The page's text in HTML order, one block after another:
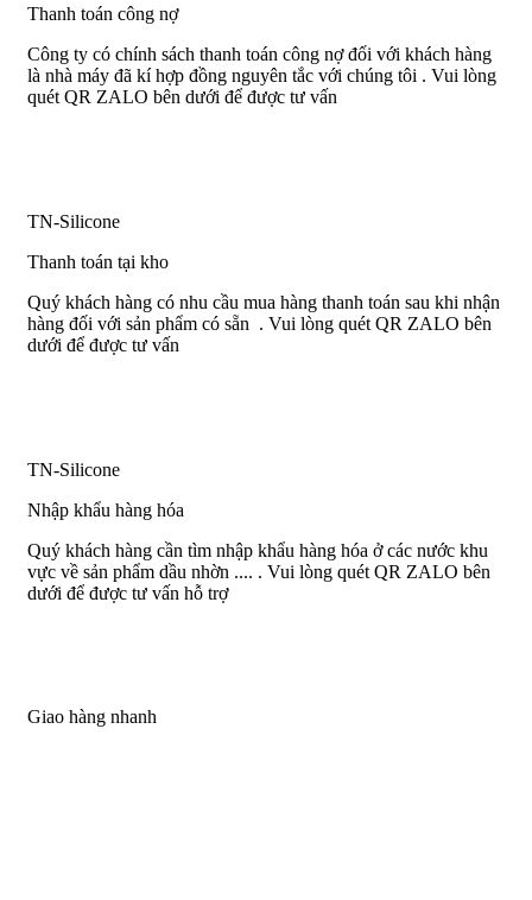
Thanh toán công nợ
Công ty có chính sách thanh toán công nợ đối với khách hàng
là nhà máy đã kí hợp đồng nguyên tắc với chúng tôi . Vui lòng
quét QR ZALO bên dưới để được tư vấn
TN-Silicone
Thanh toán tại kho
Quý khách hàng có nhu cầu mua hàng thanh toán sau khi nhận
hàng đối với sản phẩm có sẵn . Vui lòng quét QR ZALO bên
dưới để được tư vấn
TN-Silicone
Nhập khẩu hàng hóa
Quý khách hàng cần tìm nhập khẩu hàng hóa ở các nước khu
vực về sản phẩm dầu nhờn .... . Vui lòng quét QR ZALO bên
dưới để được tư vấn hỗ trợ
Giao hàng nhanh